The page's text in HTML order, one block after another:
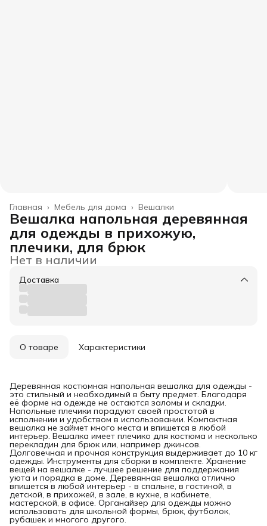
Вешалки
Мебель для дома ›
Главная ›
Вешалка напольная деревянная
для одежды в прихожую,
плечики, для брюк
Нет в наличии
Доставка
О товаре Характеристики
Деревянная костюмная напольная вешалка для одежды -
это стильный и необходимый в быту предмет. Благодаря
её форме на одежде не остаются заломы и складки.
Напольные плечики порадуют своей простотой в
исполнении и удобством в использовании. Компактная
вешалка не займет много места и впишется в любой
интерьер. Вешалка имеет плечико для костюма и несколько
перекладин для брюк или, например джинсов.
Долговечная и прочная конструкция выдерживает до 10 кг
одежды. Инструменты для сборки в комплекте. Хранение
вещей на вешалке - лучшее решение для поддержания
уюта и порядка в доме. Деревянная вешалка отлично
впишется в любой интерьер - в спальне, в гостиной, в
детской, в прихожей, в зале, в кухне, в кабинете,
мастерской, в офисе. Органайзер для одежды можно
использовать для школьной формы, брюк, футболок,
рубашек и многого другого.